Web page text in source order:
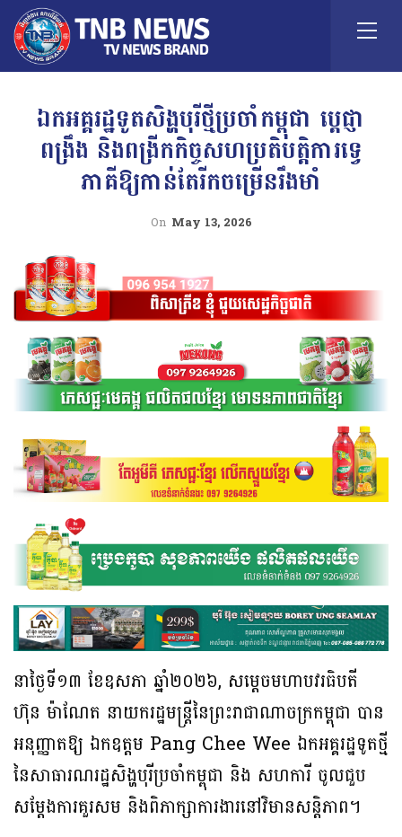
ឯកអគ្គរដ្ឋទូតសិង្ហបុរីថ្មីប្រចាំកម្ពុជា ប្ដេជ្ញា
ពង្រឹង និងពង្រីកកិច្ចសហប្រតិបត្តិការទ្វេ
ភាគីឱ្យកាន់តែរីកចម្រើនរឹងមាំ
On May 13, 2026
នាថ្ងៃទី១៣ ខែឧសភា ឆ្នាំ២០២៦, សម្តេចមហាបវរធិបតី
ហ៊ុន ម៉ាណែត នាយករដ្ឋមន្ត្រីនៃព្រះរាជាណាចក្រកម្ពុជា បាន
អនុញ្ញាតឱ្យ ឯកឧត្តម Pang Chee Wee ឯកអគ្គរដ្ឋទូតថ្មី
នៃសាធារណរដ្ឋសិង្ហបុរីប្រចាំកម្ពុជា និង សហការី ចូលជួប
សម្តែងការគួរសម និងពិភាក្សាការងារនៅវិមានសន្តិភាព។